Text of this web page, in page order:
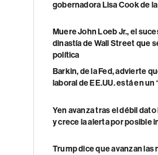
gobernadora Lisa Cook de
Muere John Loeb Jr., el
dinastía de Wall Street que
política
Barkin, de la Fed, advierte
laboral de EE.UU. está en
Yen avanza tras el débil dato
y crece la alerta por posible
Trump dice que avanzan las